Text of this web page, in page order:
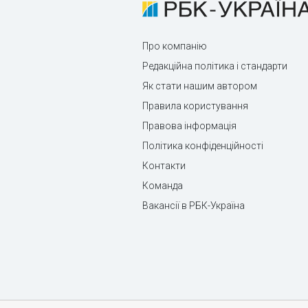
Про компанію
Редакційна політика і стандарти
Як стати нашим автором
Правила користування
Правова інформація
Політика конфіденційності
Контакти
Команда
Вакансії в РБК-Україна